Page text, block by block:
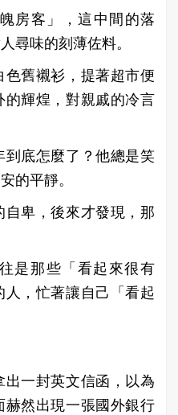
房客」，這中間的落
尋味的刻薄佐料。
舊襯衫，提著超市便
輝煌，對親戚的冷言
底怎麼了？他總是笑
的平靜。
卑，後來才發現，那
是那些「看起來很有
，忙著讓自己「看起
一封英文信函，以為
赫然出現一張國外銀行